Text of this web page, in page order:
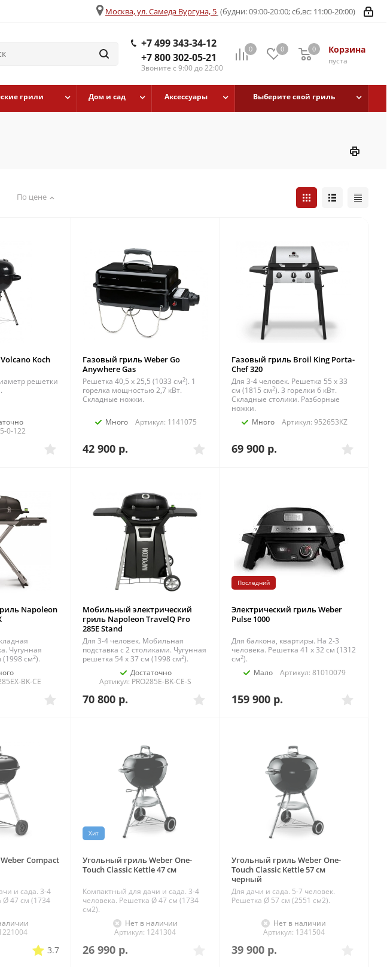
Москва, ул. Самеда Вургуна, 5 (будни: 09:00-20:00; сб,вс: 11:00-20:00)
+7 499 343-34-12
+7 800 302-05-21
Звоните с 9:00 до 22:00
0 0 Корзина
пуста
0
грили Дом и сад Аксессуары Выберите свой гриль
По цене
Koch
решетки
0-122
Газовый гриль Weber Go
Anywhere Gas
Решетка 40,5 х 25,5 (1033 см2). 1
горелка мощностью 2,7 кВт.
Складные ножки.
Много Артикул: 1141075
42 900 р.
Газовый гриль Broil King Porta-
Chef 320
Для 3-4 человек. Решетка 55 х 33
см (1815 см2). 3 горелки 6 кВт.
Складные столики. Разборные
ножки.
Много
Артикул: 952653KZ
69 900р.
Napoleon
Чугунная
(1998 см2).
BK-CE
Мобильный электрический
гриль Napoleon TravelQ Pro
285E Stand
Для 3-4 человек. Мобильная
подставка с 2 столиками. Чугунная
решетка 54 x 37 см (1998 см2).
Достаточно
Артикул: PRO285E-BK-CE-S
70 800 р.
Последний
Электрический гриль Weber
Pulse 1000
Для балкона, квартиры. На 2-3
человека. Решетка 41 x 32 см (1312
см2).
Мало
Артикул: 81010079
159 900р.
Compact
и сада. 3-4
Ø 47 см (1734
3.7
Хит
Угольный гриль Weber One-
Touch Classic Kettle 47 см
Компактный для дачи и сада. 3-4
человека. Решетка Ø 47 см (1734
см2).
Нет в наличии
Артикул: 1241304
26 990 р.
Угольный гриль Weber One-
Touch Classic Kettle 57 см
черный
Для дачи и сада. 5-7 человек.
Решетка Ø 57 см (2551 см2).
Нет в наличии
Артикул: 1341504
39 900р.